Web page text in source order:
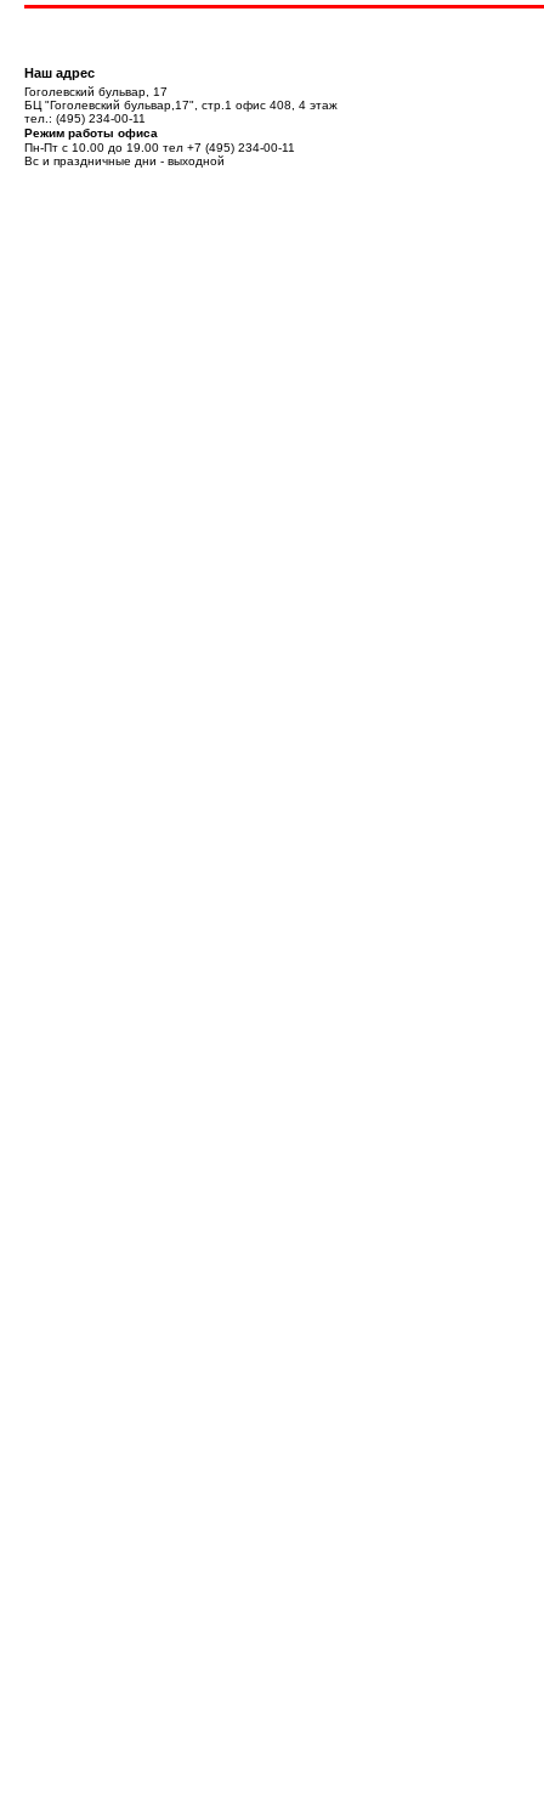
Наш адрес
Гоголевский бульвар, 17
БЦ "Гоголевский бульвар,17", стр.1 офис 408, 4 этаж
тел.: (495) 234-00-11
Режим работы офиса
Пн-Пт с 10.00 до 19.00 тел +7 (495) 234-00-11
Вс и праздничные дни - выходной